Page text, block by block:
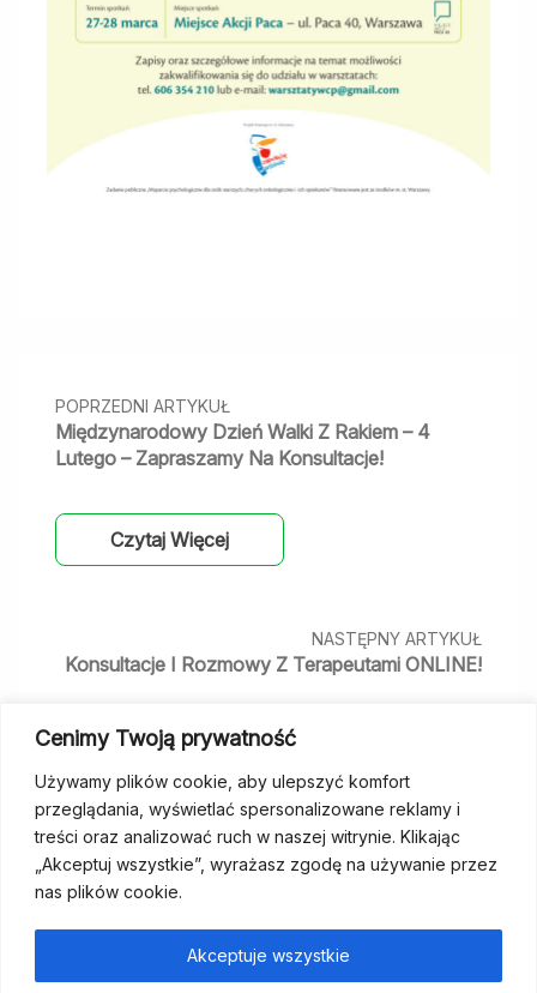
Cenimy Twoją prywatność
Używamy plików cookie, aby ulepszyć komfort
przeglądania, wyświetlać spersonalizowane reklamy i
treści oraz analizować ruch w naszej witrynie. Klikając
„Akceptuj wszystkie”, wyrażasz zgodę na używanie przez
nas plików cookie.
Akceptuje wszystkie
między
wpisami
POPRZEDNI ARTYKUŁ
Międzynarodowy Dzień Walki Z Rakiem – 4
Lutego – Zapraszamy Na Konsultacje!
Czytaj Więcej
NASTĘPNY ARTYKUŁ
Konsultacje I Rozmowy Z Terapeutami ONLINE!